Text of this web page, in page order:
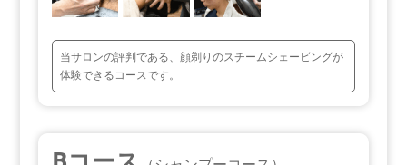
当サロンの評判である、顔剃りのスチームシェービングが
体験できるコースです。